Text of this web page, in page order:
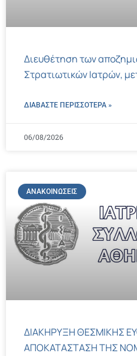
Διευθέτηση των
Στρατιωτικών Ιατρών,
ΔΙΑΒΑΣΤΕ ΠΕΡΙΣΣΌΤΕΡΑ »
06/08/2026
ΑΝΑΚΟΙΝΏΣΕΙΣ
ΔΙΑΚΗΡΥΞΗ ΘΕΣΜΙΚΗΣ
ΑΠΟΚΑΤΑΣΤΑΣΗ ΤΗΣ